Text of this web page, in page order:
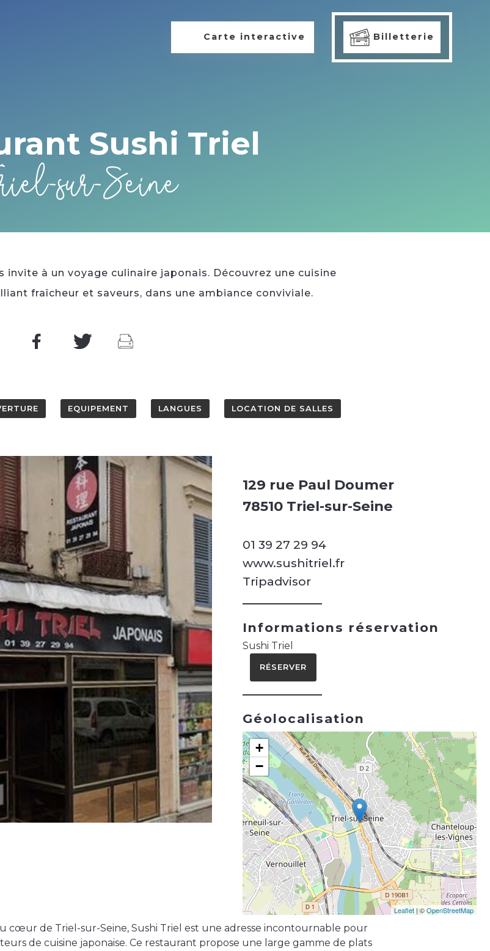
Carte interactive Billetterie
Sushi Triel
sur-Seine
invite à un voyage culinaire japonais. Découvrez une cuisine
fraîcheur et saveurs, dans une ambiance conviviale.
EQUIPEMENT LANGUES LOCATION DE SALLES
129 rue Paul Doumer
78510 Triel-sur-Seine
01 39 27 29 94
www.sushitriel.fr
Tripadvisor
Informations réservation
Sushi Triel
RÉSERVER
Géolocalisation
+
−
Leaflet| ©OpenStreetMap
cœur de Triel-sur-Seine, Sushi Triel est une adresse incontournable pour
de cuisine japonaise. Ce restaurant propose une large gamme de plats